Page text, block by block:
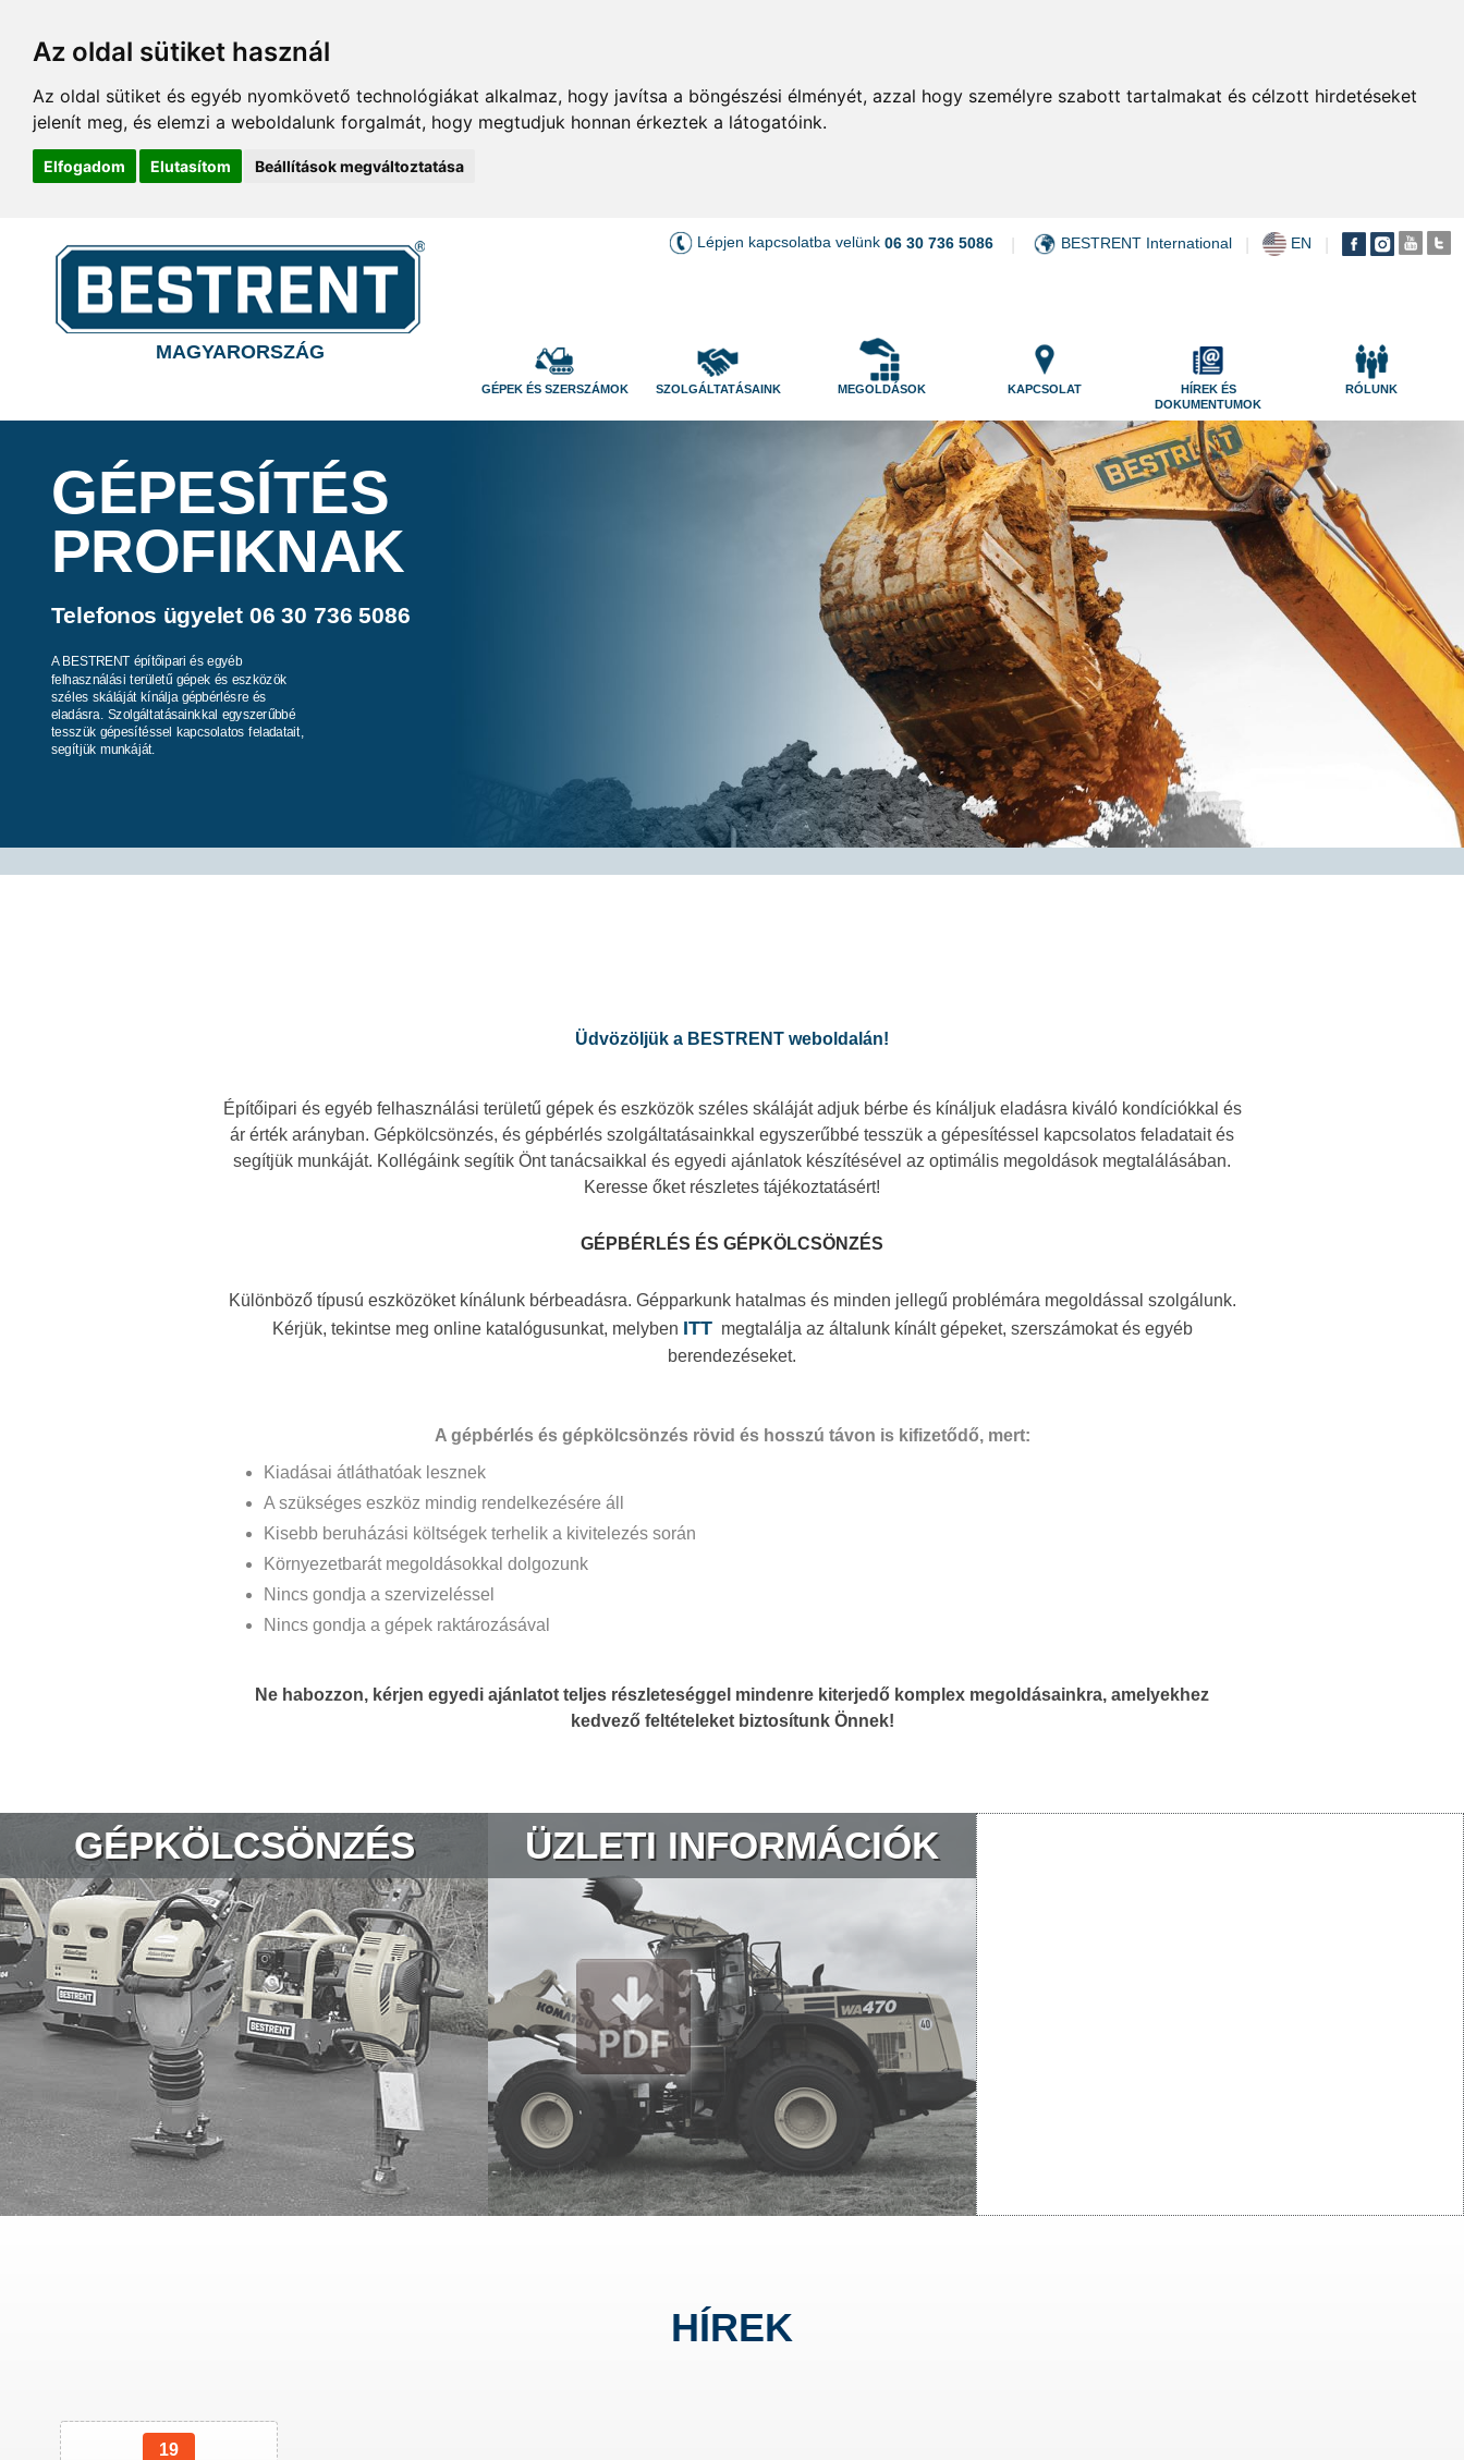
Az oldal sütiket használ
Az oldal sütiket és egyéb nyomkövető technológiákat alkalmaz, hogy javítsa a böngészési élményét, azzal hogy személyre szabott tartalmakat és célzott hirdetéseket
jelenít meg, és elemzi a weboldalunk forgalmát, hogy megtudjuk honnan érkeztek a látogatóink.
Elfogadom Elutasítom Beállítások megváltoztatása
MAGYARORSZÁG
Lépjen kapcsolatba velünk 06 30 736 5086 BESTRENT International EN
GÉPEK ÉS SZERSZÁMOK SZOLGÁLTATÁSAINK MEGOLDÁSOK KAPCSOLAT
HÍREK ÉS
DOKUMENTUMOK
RÓLUNK
GÉPESÍTÉS
PROFIKNAK
Telefonos ügyelet 06 30 736 5086
A BESTRENT építőipari és egyéb
felhasználási területű gépek és eszközök
széles skáláját kínálja gépbérlésre és
eladásra. Szolgáltatásainkkal egyszerűbbé
tesszük gépesítéssel kapcsolatos feladatait,
segítjük munkáját.
Üdvözöljük a BESTRENT weboldalán!
Építőipari és egyéb felhasználási területű gépek és eszközök széles skáláját adjuk bérbe és kínáljuk eladásra kiváló kondíciókkal és
ár érték arányban. Gépkölcsönzés, és gépbérlés szolgáltatásainkkal egyszerűbbé tesszük a gépesítéssel kapcsolatos feladatait és
segítjük munkáját. Kollégáink segítik Önt tanácsaikkal és egyedi ajánlatok készítésével az optimális megoldások megtalálásában.
Keresse őket részletes tájékoztatásért!
GÉPBÉRLÉS ÉS GÉPKÖLCSÖNZÉS
Különböző típusú eszközöket kínálunk bérbeadásra. Gépparkunk hatalmas és minden jellegű problémára megoldással szolgálunk.
Kérjük, tekintse meg online katalógusunkat, melyben ITTmegtalálja az általunk kínált gépeket, szerszámokat és egyéb
berendezéseket.
A gépbérlés és gépkölcsönzés rövid és hosszú távon is kifizetődő, mert:
Kiadásai átláthatóak lesznek
A szükséges eszköz mindig rendelkezésére áll
Kisebb beruházási költségek terhelik a kivitelezés során
Környezetbarát megoldásokkal dolgozunk
Nincs gondja a szervizeléssel
Nincs gondja a gépek raktározásával
Ne habozzon, kérjen egyedi ajánlatot teljes részleteséggel mindenre kiterjedő komplex megoldásainkra, amelyekhez
kedvező feltételeket biztosítunk Önnek!
GÉPKÖLCSÖNZÉS ÜZLETI INFORMÁCIÓK
HÍREK
19